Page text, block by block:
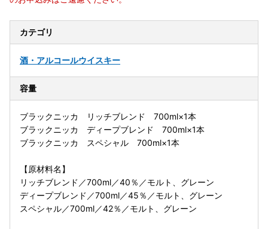
カテゴリ
酒・アルコールウイスキー
容量
ブラックニッカ リッチブレンド 700ml×1本
ブラックニッカ ディープブレンド 700ml×1本
ブラックニッカ スペシャル 700ml×1本
【原材料名】
リッチブレンド／700ml／40％／モルト、グレーン
ディープブレンド／700ml／45％／モルト、グレーン
スペシャル／700ml／42％／モルト、グレーン